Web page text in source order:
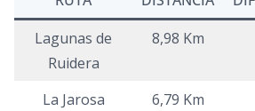
Lagunas de
Ruidera
8,98 Km
La Jarosa 6,79 Km